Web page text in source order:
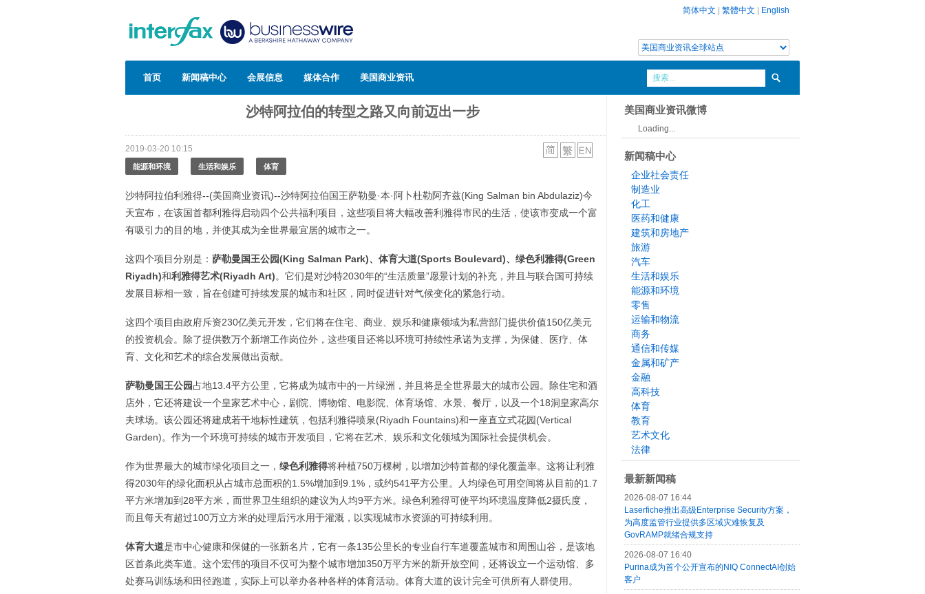
简体中文 繁體中文 English
首页 新闻稿中心 会展信息 媒体合作 美国商业资讯
沙特阿拉伯的转型之路又向前迈出一步
2019-03-20 10:15
能源和环境 生活和娱乐 体育
沙特阿拉伯利雅得--(美国商业资讯)--沙特阿拉伯国王萨勒曼·本·阿卜杜勒阿齐兹(King Salman bin Abdulaziz)今
天宣布，在该国首都利雅得启动四个公共福利项目，这些项目将大幅改善利雅得市民的生活，使该市变成一个富
有吸引力的目的地，并使其成为全世界最宜居的城市之一。
这四个项目分别是： 萨勒曼国王公园(King Salman Park)、体育大道(Sports Boulevard)、绿色利雅得(Green
Riyadh)和利雅得艺术(Riyadh Art)。它们是对沙特2030年的“生活质量”愿景计划的补充，并且与联合国可持续
发展目标相一致，旨在创建可持续发展的城市和社区，同时促进针对气候变化的紧急行动。
这四个项目由政府斥资230亿美元开发，它们将在住宅、商业、娱乐和健康领域为私营部门提供价值150亿美元
的投资机会。除了提供数万个新增工作岗位外，这些项目还将以环境可持续性承诺为支撑，为保健、医疗、体
育、文化和艺术的综合发展做出贡献。
萨勒曼国王公园占地13.4平方公里，它将成为城市中的一片绿洲，并且将是全世界最大的城市公园。除住宅和酒
店外，它还将建设一个皇家艺术中心，剧院、博物馆、电影院、体育场馆、水景、餐厅，以及一个18洞皇家高尔
夫球场。该公园还将建成若干地标性建筑，包括利雅得喷泉(Riyadh Fountains)和一座直立式花园(Vertical
Garden)。作为一个环境可持续的城市开发项目，它将在艺术、娱乐和文化领域为国际社会提供机会。
作为世界最大的城市绿化项目之一， 绿色利雅得将种植750万棵树，以增加沙特首都的绿化覆盖率。这将让利雅
得2030年的绿化面积从占城市总面积的1.5%增加到9.1%，或约541平方公里。人均绿色可用空间将从目前的1.7
平方米增加到28平方米，而世界卫生组织的建议为人均9平方米。绿色利雅得可使平均环境温度降低2摄氏度，
而且每天有超过100万立方米的处理后污水用于灌溉，以实现城市水资源的可持续利用。
体育大道是市中心健康和保健的一张新名片，它有一条135公里长的专业自行车道覆盖城市和周围山谷，是该地
区首条此类车道。这个宏伟的项目不仅可为整个城市增加350万平方米的新开放空间，还将设立一个运动馆、多
处赛马训练场和田径跑道，实际上可以举办各种各样的体育活动。体育大道的设计完全可供所有人群使用。
美国商业资讯微博
Loading...
新闻稿中心
企业社会责任
制造业
化工
医药和健康
建筑和房地产
旅游
汽车
生活和娱乐
能源和环境
零售
运输和物流
商务
通信和传媒
金属和矿产
金融
高科技
体育
教育
艺术文化
法律
最新新闻稿
2026-08-07 16:44
Laserfiche推出高级Enterprise Security方案，
为高度监管行业提供多区域灾难恢复及
GovRAMP就绪合规支持
2026-08-07 16:40
Purina成为首个公开宣布的NIQ ConnectAI创始
客户